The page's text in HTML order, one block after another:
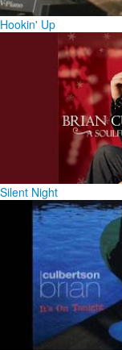
Hookin' Up
Silent Night